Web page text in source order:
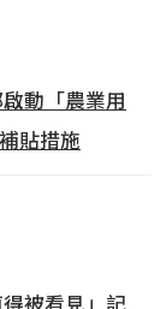
動「農業用
貼措施
得被看見」記